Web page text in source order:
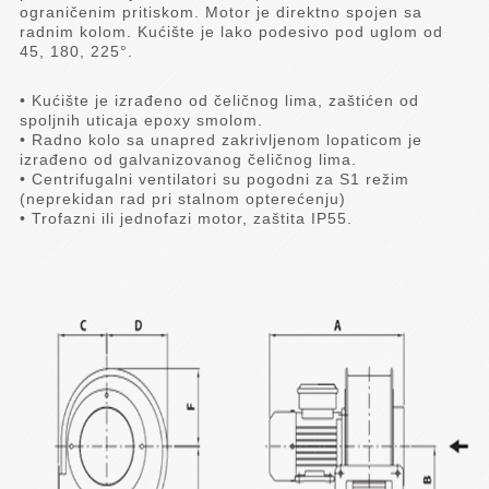
ograničenim pritiskom. Motor je direktno spojen sa
radnim kolom. Kućište je lako podesivo pod uglom od
45, 180, 225°.
• Kućište je izrađeno od čeličnog lima, zaštićen od
spoljnih uticaja epoxy smolom.
• Radno kolo sa unapred zakrivljenom lopaticom je
izrađeno od galvanizovanog čeličnog lima.
• Centrifugalni ventilatori su pogodni za S1 režim
(neprekidan rad pri stalnom opterećenju)
• Trofazni ili jednofazi motor, zaštita IP55.